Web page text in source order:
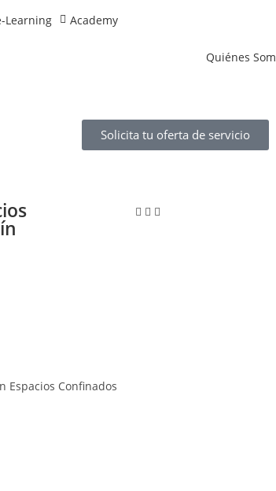
Learning Academy
Quiénes
Solicita tu oferta de servicio